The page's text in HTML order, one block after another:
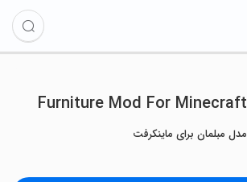
Furniture Mod For Minecraft
مدل مبلمان برای ماینکرفت